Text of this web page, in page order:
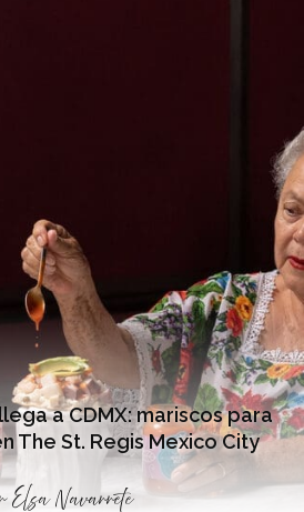
a CDMX: mariscos para
The St. Regis Mexico City
Elsa Navarrete